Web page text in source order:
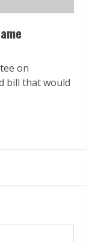
on
bill that would